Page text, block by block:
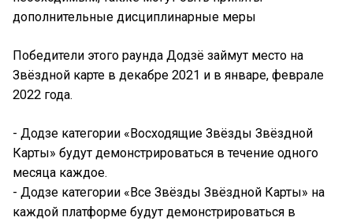
дополнительные дисциплинарные меры
Победители этого раунда Додзё займут место на
Звёздной карте в декабре 2021 и в январе, феврале
2022 года.
- Додзе категории «Восходящие Звёзды Звёздной
Карты» будут демонстрироваться в течение одного
месяца каждое.
- Додзе категории «Все Звёзды Звёздной Карты» на
каждой платформе будут демонстрироваться в